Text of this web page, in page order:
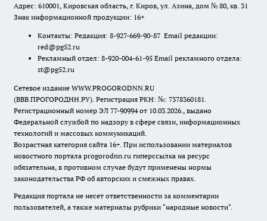
Адрес: 610001, Кировская область, г. Киров, ул. Азина, дом № 80, кв. 31
Знак информационной продукции: 16+
Контакты: Редакция: 8-927-669-90-87 Email редакции:
red@pg52.ru
Рекламный отдел: 8-920-004-61-95 Email рекламного отдела:
st@pg52.ru
Сетевое издание WWW.PROGORODNN.RU
(ВВВ.ПРОГОРОДНН.РУ). Регистрация РКН: №: 7378360181.
Регистрационный номер ЭЛ 77-90994 от 10.03.2026., выдано
Федеральной службой по надзору в сфере связи, информационных
технологий и массовых коммуникаций.
Возрастная категория сайта 16+. При использовании материалов
новостного портала progorodnn.ru гиперссылка на ресурс
обязательна, в противном случае будут применены нормы
законодательства РФ об авторских и смежных правах.
Редакция портала не несет ответственности за комментарии
пользователей, а также материалы рубрики "народные новости".